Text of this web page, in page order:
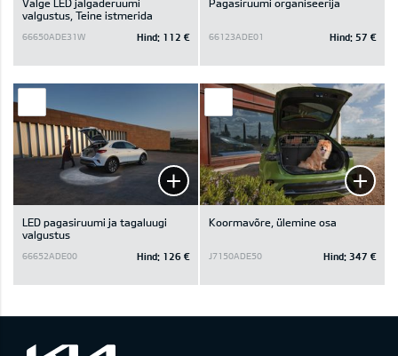
valgustus, Teine istmerida
66650ADE31W Hind: 112 € 66123ADE01 Hind: 57 €
LED pagasiruumi ja tagaluugi
valgustus
66652ADE00 Hind: 126 €
Koormavõre, ülemine osa
J7150ADE50 Hind: 347 €